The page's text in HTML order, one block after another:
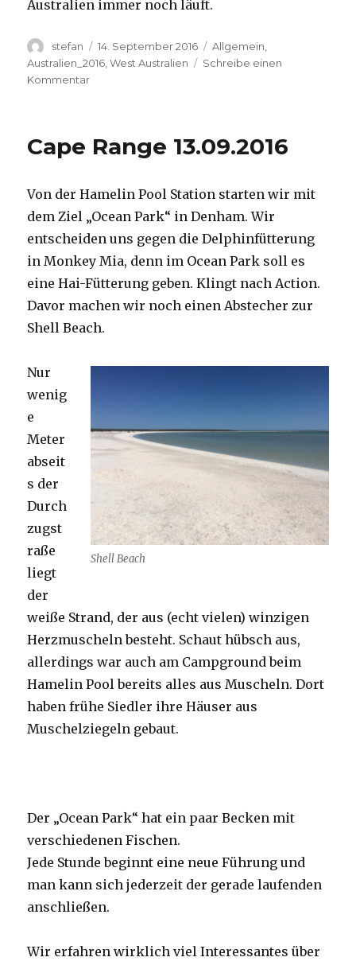
Australien immer noch läuft.
Autor
stefan
Veröffentlicht
am
14. September 2016 Kategorien
Allgemein
Australien_2016 ,West Australien
Schreibe einen
Kommentarzu
Cape Range 13.09.2016
Von der Hamelin Pool Station starten wir mit
dem Ziel „Ocean Park“ in Denham. Wir
entscheiden uns gegen die Delphinfütterung
in Monkey Mia, denn im Ocean Park soll es
eine Hai-Fütterung geben. Klingt nach Action.
Davor machen wir noch einen Abstecher zur
Shell Beach.
Shell Beach
Nur
wenig
e
Meter
abseit
s der
Durch
zugst
raße
liegt
der
weiße Strand, der aus (echt vielen) winzigen
Herzmuscheln besteht. Schaut hübsch aus,
allerdings war auch am Campground beim
Hamelin Pool bereits alles aus Muscheln. Dort
haben frühe Siedler ihre Häuser aus
Muschelziegeln gebaut.
Der „Ocean Park“ hat ein paar Becken mit
verschiedenen Fischen.
Jede Stunde beginnt eine neue Führung und
man kann sich jederzeit der gerade laufenden
anschließen.
Wir erfahren wirklich viel Interessantes über